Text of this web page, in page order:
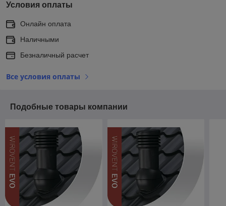
Условия оплаты
Онлайн оплата
Наличными
Безналичный расчет
Все условия оплаты
Подобные товары компании